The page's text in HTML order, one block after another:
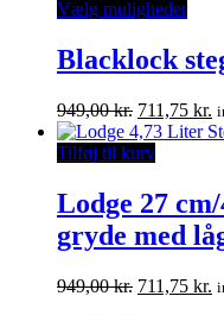
Vælg muligheder
Blacklock
949,00kr. Den
oprindelige
pris
949,00 kr..
711,75 kr.
Tilføj til kurv
Lodge 27
gryde med
949,00kr. Den
711,75 kr.